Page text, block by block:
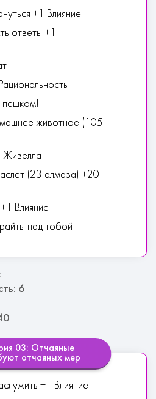
+1 Влияние
ответы +1
животное (105
Жизелла
(23 алмаза) +20
Влияние
над тобой!
6
03: Отчаяные
отчаяных мер
+1 Влияние